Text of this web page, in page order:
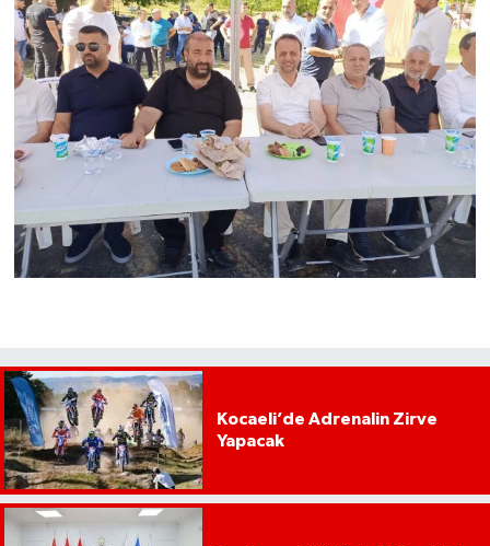
Kocaeli’de Adrenalin Zirve
Yapacak